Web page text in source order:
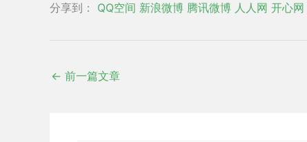
分享到：
QQ空间 新浪微博 腾讯微博 人人网 开心网
← 前一篇文章